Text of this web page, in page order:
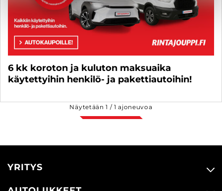
6 kk koroton ja kuluton maksuaika
käytettyihin henkilö- ja pakettiautoihin!
Näytetään1 /1 ajoneuvoa
YRITYS